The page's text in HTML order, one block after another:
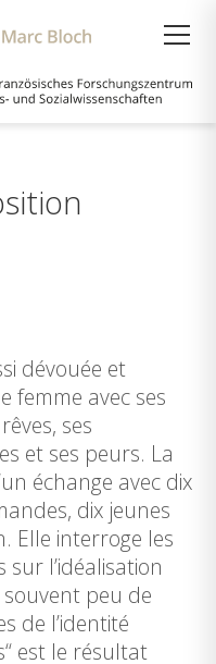
dévouée et
femme avec ses
ses
et ses peurs. La
échange avec dix
dix jeunes
Elle interroge les
l’idéalisation
peu de
de l’identité
est le résultat